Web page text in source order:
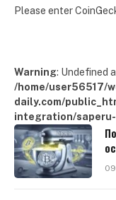
Please enter
Warning: Undefined
/home/user56517/
daily.com/
integration/